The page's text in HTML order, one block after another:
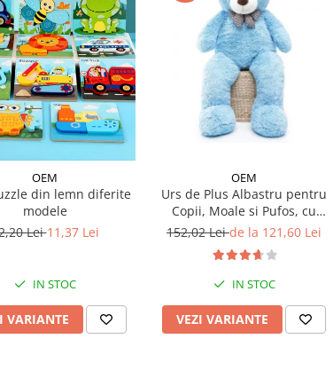
OEM
din lemn diferite
modele
Lei11,37 Lei
IN STOC
VARIANTE
OEM
Urs de Plus Albastru pentru
Copii, Moale si Pufos, cu
Fundita
152,02 Leide la 121,60 Lei
IN STOC
VEZI VARIANTE